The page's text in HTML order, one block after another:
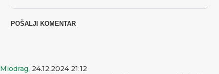
Miodrag, 24.12.2024 21:12